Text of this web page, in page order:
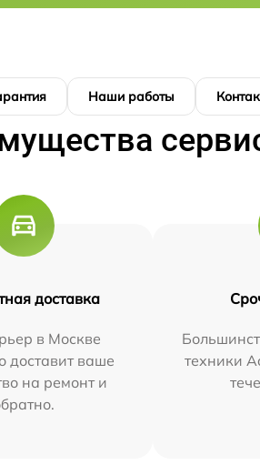
Наши работы
доставка
в Москве
доставит ваше
на ремонт и
техники